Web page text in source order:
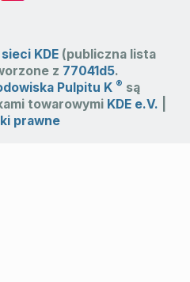
KDE (publiczna lista
z 77041d5.
Pulpitu K ® są
towarowymi KDE e.V.
prawne